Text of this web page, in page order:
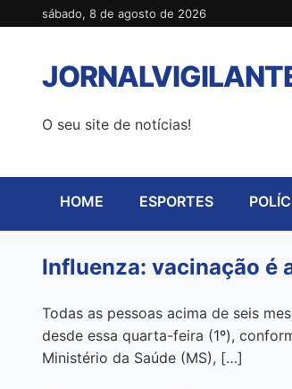
para
conteúdo
sábado, 8 de agosto de 2026
O seu site de notícias!
HOME ESPORTES
Influenza: vacinação é
Todas as pessoas acima de seis
desde essa quarta-feira (1º),
Ministério da Saúde (MS), […]